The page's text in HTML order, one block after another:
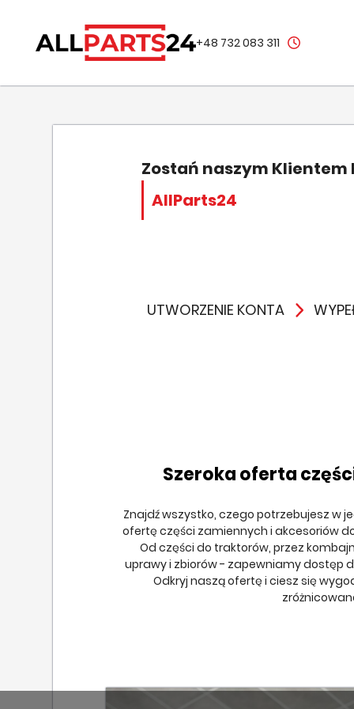
+48 732 083 311
Zostań naszym
AllParts24
UTWORZENIE KONTA
Szeroka oferta
Znajdź wszystko, czego potrzebujesz w
ofertę części zamiennych i akcesoriów
Od części do traktorów, przez
uprawy i zbiorów - zapewniamy dostęp
Odkryj naszą ofertę i ciesz się